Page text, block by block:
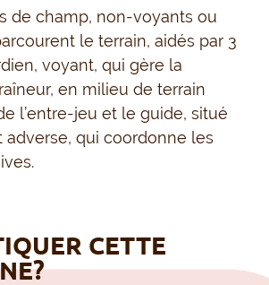
de champ, non-voyants ou
le terrain, aidés par 3
voyant, qui gère la
en milieu de terrain
l’entre-jeu et le guide, situé
adverse, qui coordonne les
CETTE